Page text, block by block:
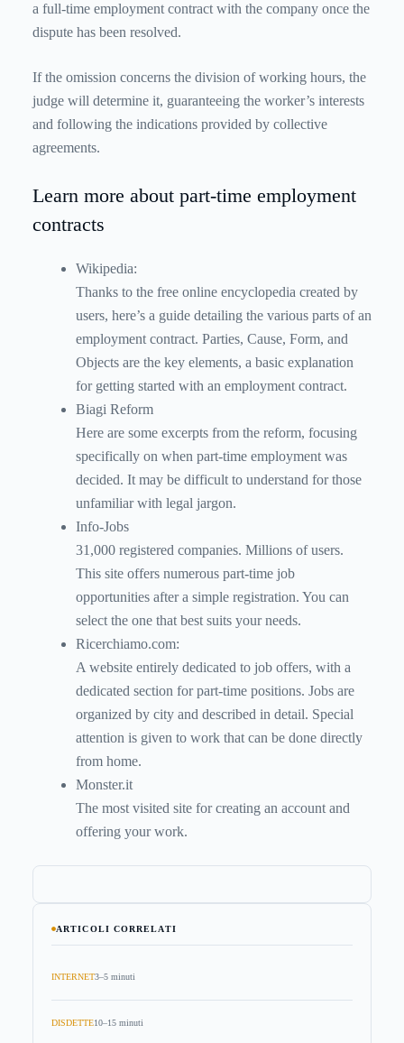
a full-time employment contract with the company once the
dispute has been resolved.
If the omission concerns the division of working hours, the
judge will determine it, guaranteeing the worker’s interests
and following the indications provided by collective
agreements.
Learn more about part-time employment
contracts
Wikipedia:
Thanks to the free online encyclopedia created by
users, here’s a guide detailing the various parts of an
employment contract. Parties, Cause, Form, and
Objects are the key elements, a basic explanation
for getting started with an employment contract.
Biagi Reform
Here are some excerpts from the reform, focusing
specifically on when part-time employment was
decided. It may be difficult to understand for those
unfamiliar with legal jargon.
Info-Jobs
31,000 registered companies. Millions of users.
This site offers numerous part-time job
opportunities after a simple registration. You can
select the one that best suits your needs.
Ricerchiamo.com:
A website entirely dedicated to job offers, with a
dedicated section for part-time positions. Jobs are
organized by city and described in detail. Special
attention is given to work that can be done directly
from home.
Monster.it
The most visited site for creating an account and
offering your work.
ARTICOLI CORRELATI
INTERNET3–5 minuti
DISDETTE10–15 minuti